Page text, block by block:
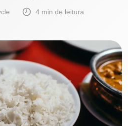
4 min de leitura